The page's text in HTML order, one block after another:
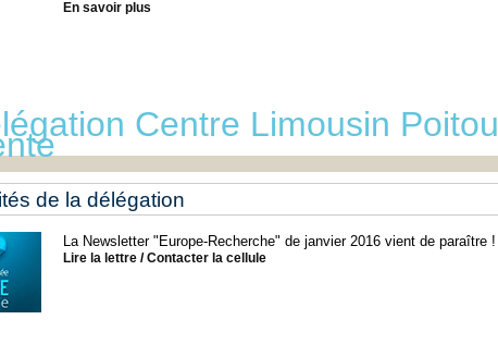
En savoir plus
Centre Limousin Poitou
de la délégation
La Newsletter "Europe-Recherche" de janvier 2016 vient de paraître !
Lire la lettre /Contacter la cellule